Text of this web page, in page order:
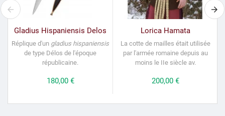
Gladius Hispaniensis Delos
Réplique d'un gladius hispaniensis
de type Délos de l'époque
républicaine.
Prix
180,00 €
Lorica Hamata
La cotte de mailles était utilisée
par l'armée romaine depuis au
moins le IIe siècle av.
Prix
200,00 €